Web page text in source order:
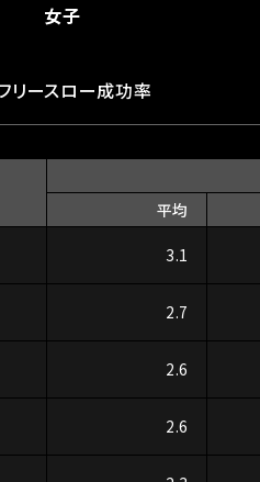
女子
リースロー成功率
平均
3.1
2.7
2.6
2.6